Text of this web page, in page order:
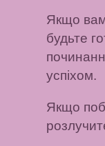
Якщо
будьте
успіхом.
Якщо